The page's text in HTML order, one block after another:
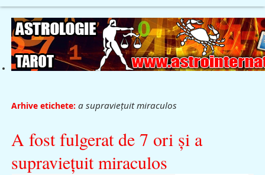
Arhive etichete: a supravieţuit miraculos
A fost fulgerat de 7 ori şi a
supravieţuit miraculos